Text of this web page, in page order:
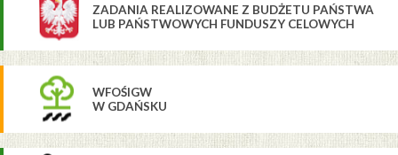
ZADANIA REALIZOWANE Z BUDŻETU PAŃSTWA
LUB PAŃSTWOWYCH FUNDUSZY CELOWYCH
WFOŚIGW
W GDAŃSKU